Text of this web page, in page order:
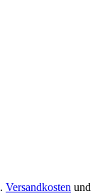
Versandkosten und